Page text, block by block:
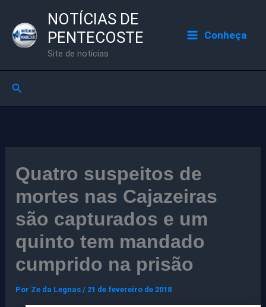
para
NOTÍCIAS DE
PENTECOSTE
Site de notícias
Conheça
Pesquisar
Quatro suspeitos de
mortes nas Cajazeiras
são capturados e um
quinto tem mandado
cumprido na prisão
Por Ze da Legnas/ 21 de fevereiro de 2018